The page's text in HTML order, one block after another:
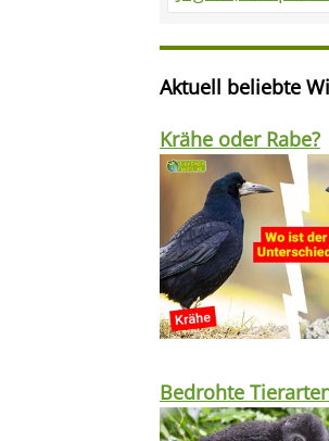
Aktuell beliebte
Krähe oder Rabe?
Bedrohte